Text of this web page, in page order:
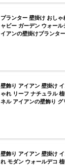
プランター 壁掛け おし
ャビー ガーデン ウォー
イアンの壁掛けプランタ
壁飾り アイアン 壁掛け
ゃれ リーフ ナチュラル
ネル アイアンの壁飾り
壁飾り アイアン 壁掛け
れ モダン ウォールデコ